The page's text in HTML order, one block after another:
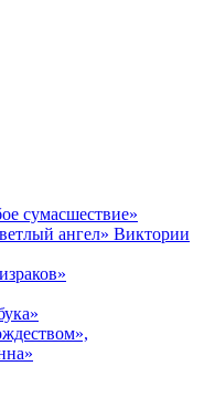
сумасшествие»
ангел» Виктории